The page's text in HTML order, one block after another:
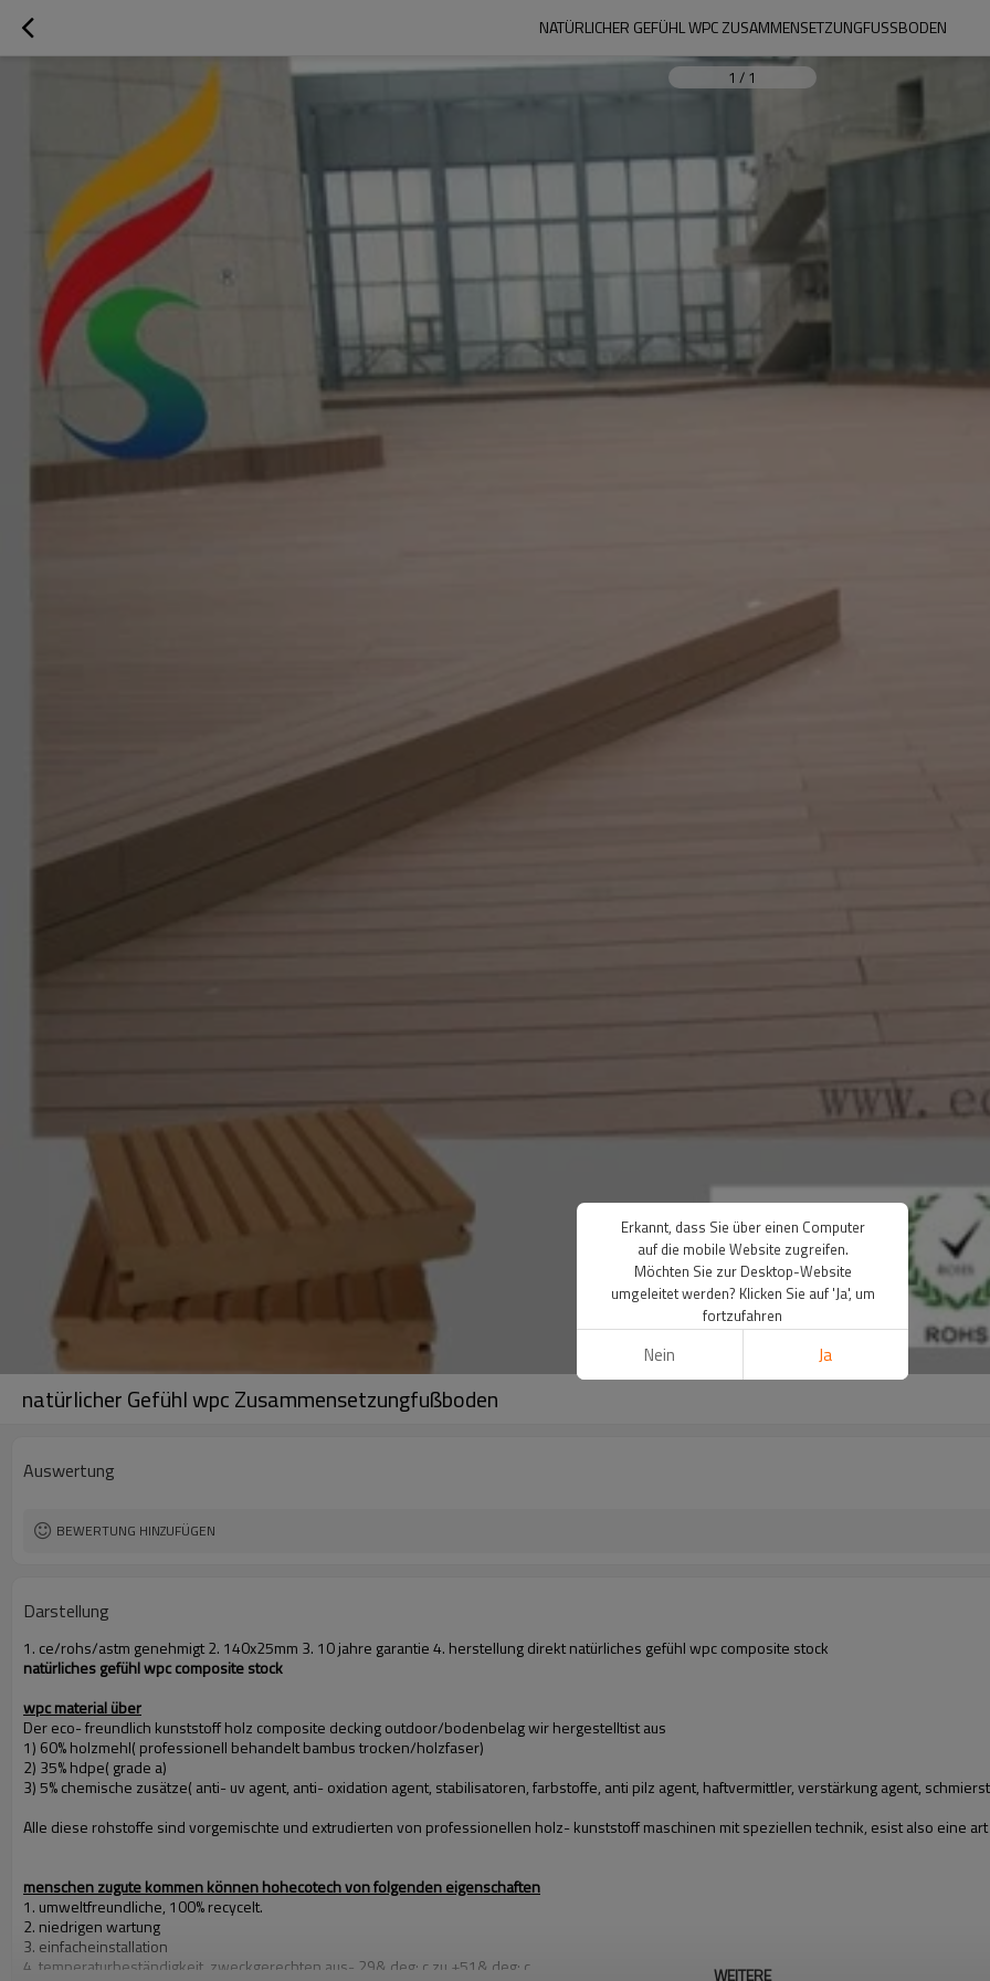
NATÜRLICHER GEFÜHL WPC ZUSAMMENSETZUNGFUSSBODEN
1 / 1
natürlicher Gefühl wpc Zusammensetzungfußboden
Auswertung
BEWERTUNG HINZUFÜGEN
Darstellung
1. ce/rohs/astm genehmigt 2. 140x25mm 3. 10 jahre garantie 4. herstellung direkt natürliches gefühl wpc composite stock
natürliches gefühl wpc composite stock
wpc material über
Der eco- freundlich kunststoff holz composite decking outdoor/bodenbelag wir hergestelltist aus
1) 60% holzmehl( professionell behandelt bambus trocken/holzfaser)
2) 35% hdpe( grade a)
3) 5% chemische zusätze( anti- uv agent, anti- oxidation agent, stabilisatoren, farbstoffe, anti pilz agent, haftvermittler, verstärkung agent,
Alle diese rohstoffe sind vorgemischte und extrudierten von professionellen holz- kunststoff maschinen mit speziellen technik, esist also eine
menschen zugute kommen können hohecotech von folgenden eigenschaften
1. umweltfreundliche, 100% recycelt.
2. niedrigen wartung
3. einfacheinstallation
4. temperaturbeständigkeit, zweckgerechten aus- 29& deg; c zu +51& deg; c
WEITERE
Erkannt, dass Sie über einen Computer
auf die mobile Website zugreifen.
Möchten Sie zur Desktop-Website
umgeleitet werden? Klicken Sie auf 'Ja', um
fortzufahren
Nein Ja